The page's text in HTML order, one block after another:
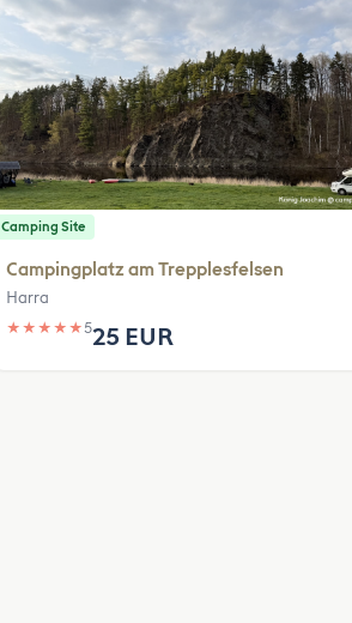
Camping Site
Campingplatz am Trepplesfelsen
Harra
★ ★ ★ ★ ★525 EUR